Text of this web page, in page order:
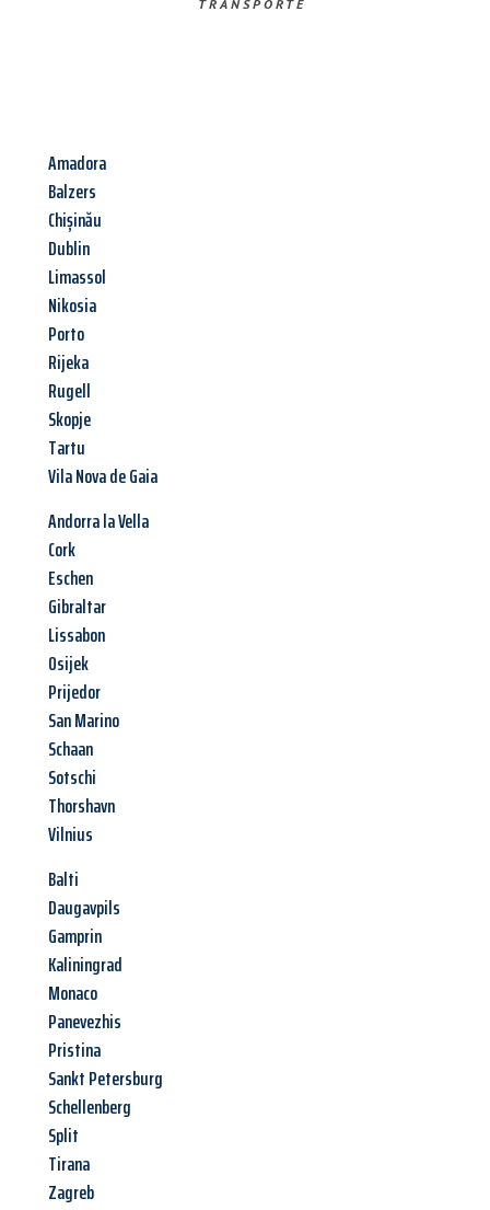
TRANSPORTE
Amadora
Balzers
Chișinău
Dublin
Limassol
Nikosia
Porto
Rijeka
Rugell
Skopje
Tartu
Vila Nova de Gaia
Andorra la Vella
Cork
Eschen
Gibraltar
Lissabon
Osijek
Prijedor
San Marino
Schaan
Sotschi
Thorshavn
Vilnius
Balti
Daugavpils
Gamprin
Kaliningrad
Monaco
Panevezhis
Pristina
Sankt Petersburg
Schellenberg
Split
Tirana
Zagreb